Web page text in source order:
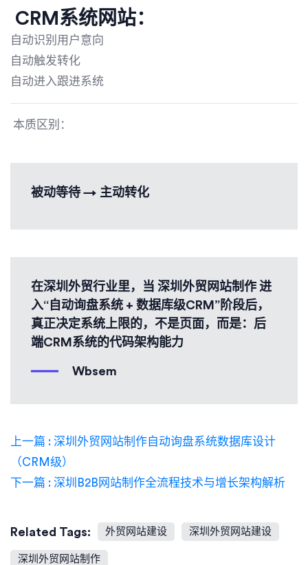
CRM系统网站：
自动识别用户意向
自动触发转化
自动进入跟进系统
本质区别：
被动等待 → 主动转化
在深圳外贸行业里，当 深圳外贸网站制作​ 进
入“自动询盘系统 + 数据库级CRM”阶段后，
真正决定系统上限的，不是页面，而是：后
端CRM系统的代码架构能力
Wbsem
上一篇 : 深圳外贸网站制作自动询盘系统数据库设计
（CRM级）
下一篇 : 深圳B2B网站制作全流程技术与增长架构解析
Related Tags: 外贸网站建设 深圳外贸网站建设
深圳外贸网站制作